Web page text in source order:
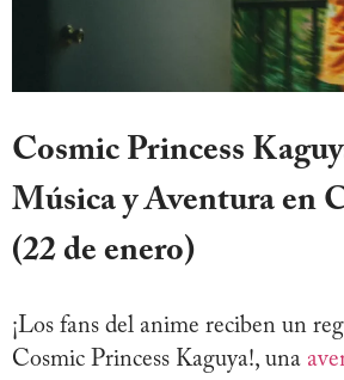
Cosmic Princess
Música y Aventura en
(22 de enero)
¡Los fans del anime reciben un
Cosmic Princess Kaguya!, una